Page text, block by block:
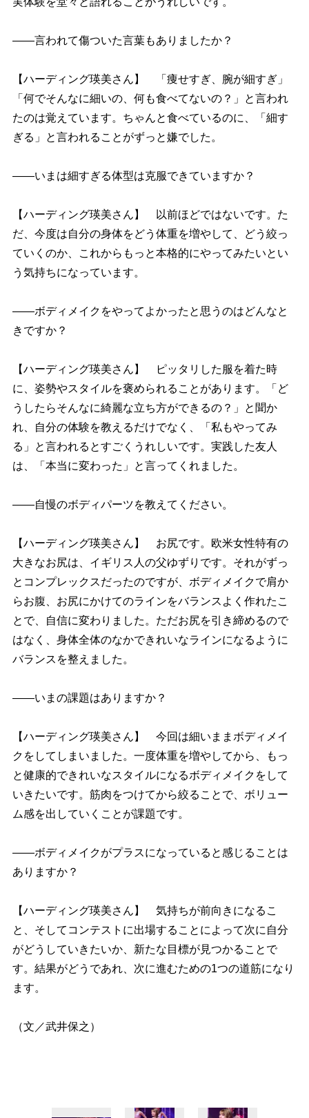
――言われて傷ついた言葉もありましたか？
【ハーディング瑛美さん】 「痩せすぎ、腕が細すぎ」
「何でそんなに細いの、何も食べてないの？」と言われ
たのは覚えています。ちゃんと食べているのに、「細す
ぎる」と言われることがずっと嫌でした。
――いまは細すぎる体型は克服できていますか？
【ハーディング瑛美さん】 以前ほどではないです。た
だ、今度は自分の身体をどう体重を増やして、どう絞っ
ていくのか、これからもっと本格的にやってみたいとい
う気持ちになっています。
――ボディメイクをやってよかったと思うのはどんなと
きですか？
【ハーディング瑛美さん】 ピッタリした服を着た時
に、姿勢やスタイルを褒められることがあります。「ど
うしたらそんなに綺麗な立ち方ができるの？」と聞か
れ、自分の体験を教えるだけでなく、「私もやってみ
る」と言われるとすごくうれしいです。実践した友人
は、「本当に変わった」と言ってくれました。
――自慢のボディパーツを教えてください。
【ハーディング瑛美さん】 お尻です。欧米女性特有の
大きなお尻は、イギリス人の父ゆずりです。それがずっ
とコンプレックスだったのですが、ボディメイクで肩か
らお腹、お尻にかけてのラインをバランスよく作れたこ
とで、自信に変わりました。ただお尻を引き締めるので
はなく、身体全体のなかできれいなラインになるように
バランスを整えました。
――いまの課題はありますか？
【ハーディング瑛美さん】 今回は細いままボディメイ
クをしてしまいました。一度体重を増やしてから、もっ
と健康的できれいなスタイルになるボディメイクをして
いきたいです。筋肉をつけてから絞ることで、ボリュー
ム感を出していくことが課題です。
――ボディメイクがプラスになっていると感じることは
ありますか？
【ハーディング瑛美さん】 気持ちが前向きになるこ
と、そしてコンテストに出場することによって次に自分
がどうしていきたいか、新たな目標が見つかることで
す。結果がどうであれ、次に進むための1つの道筋になり
ます。
（文／武井保之）